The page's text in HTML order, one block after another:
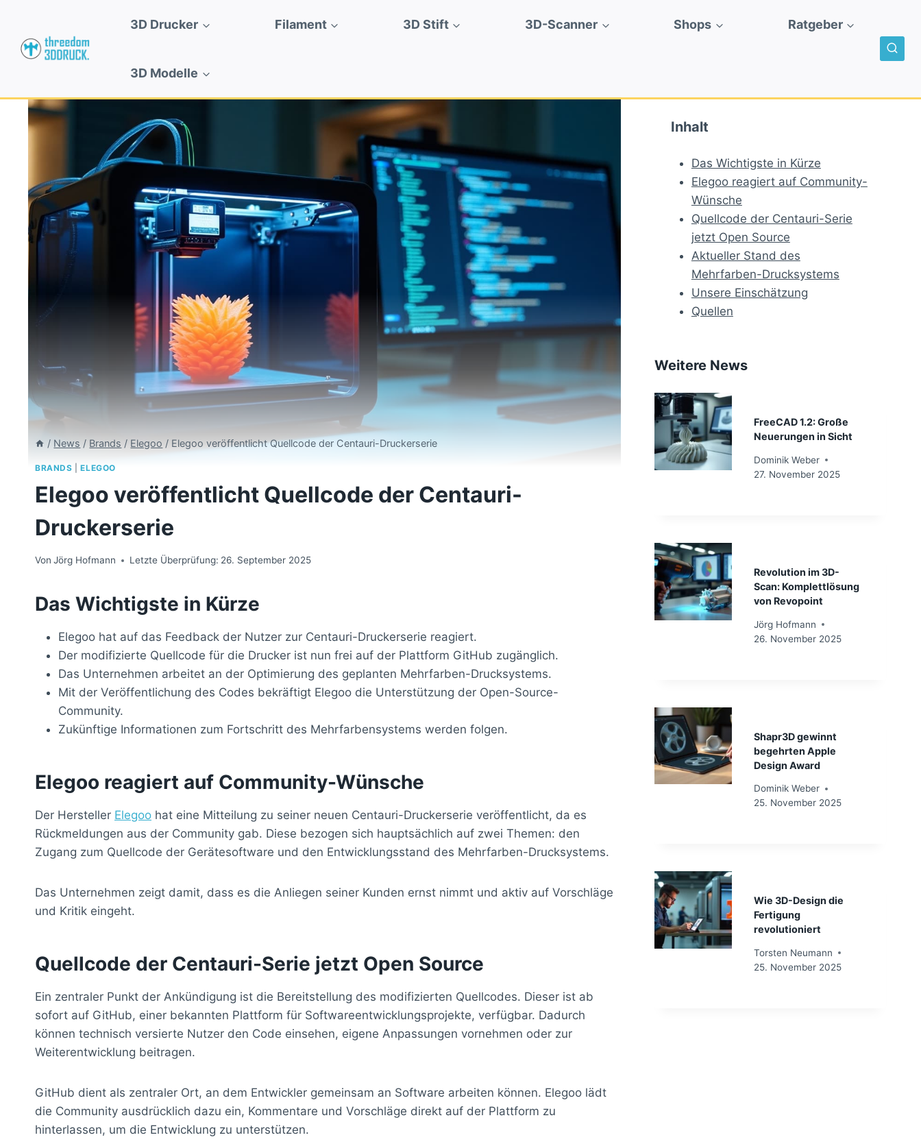
springen
3D Drucker Filament 3D Stift 3D-Scanner Shops Ratgeber
3D Modelle
/ News / Brands / Elegoo / Elegoo veröffentlicht Quellcode der Centauri-Druckerserie
BRANDS |ELEGOO
Elegoo veröffentlicht Quellcode der Centauri-
Druckerserie
Von Jörg Hofmann Letzte Überprüfung: 26. September 2025
Das Wichtigste in Kürze
Elegoo hat auf das Feedback der Nutzer zur Centauri-Druckerserie reagiert.
Der modifizierte Quellcode für die Drucker ist nun frei auf der Plattform GitHub zugänglich.
Das Unternehmen arbeitet an der Optimierung des geplanten Mehrfarben-Drucksystems.
Mit der Veröffentlichung des Codes bekräftigt Elegoo die Unterstützung der Open-Source-
Community.
Zukünftige Informationen zum Fortschritt des Mehrfarbensystems werden folgen.
Elegoo reagiert auf Community-Wünsche
Der Hersteller Elegoo hat eine Mitteilung zu seiner neuen Centauri-Druckerserie veröffentlicht, da es
Rückmeldungen aus der Community gab. Diese bezogen sich hauptsächlich auf zwei Themen: den
Zugang zum Quellcode der Gerätesoftware und den Entwicklungsstand des Mehrfarben-Drucksystems.
Das Unternehmen zeigt damit, dass es die Anliegen seiner Kunden ernst nimmt und aktiv auf Vorschläge
und Kritik eingeht.
Quellcode der Centauri-Serie jetzt Open Source
Ein zentraler Punkt der Ankündigung ist die Bereitstellung des modifizierten Quellcodes. Dieser ist ab
sofort auf GitHub, einer bekannten Plattform für Softwareentwicklungsprojekte, verfügbar. Dadurch
können technisch versierte Nutzer den Code einsehen, eigene Anpassungen vornehmen oder zur
Weiterentwicklung beitragen.
GitHub dient als zentraler Ort, an dem Entwickler gemeinsam an Software arbeiten können. Elegoo lädt
die Community ausdrücklich dazu ein, Kommentare und Vorschläge direkt auf der Plattform zu
hinterlassen, um die Entwicklung zu unterstützen.
Inhalt
Das Wichtigste in Kürze
Elegoo reagiert auf Community-
Wünsche
Quellcode der Centauri-Serie
jetzt Open Source
Aktueller Stand des
Mehrfarben-Drucksystems
Unsere Einschätzung
Quellen
Weitere News
FreeCAD 1.2: Große
Neuerungen in Sicht
Dominik Weber
27. November 2025
Revolution im 3D-
Scan: Komplettlösung
von Revopoint
Jörg Hofmann
26. November 2025
Shapr3D gewinnt
begehrten Apple
Design Award
Dominik Weber
25. November 2025
Wie 3D-Design die
Fertigung
revolutioniert
Torsten Neumann
25. November 2025